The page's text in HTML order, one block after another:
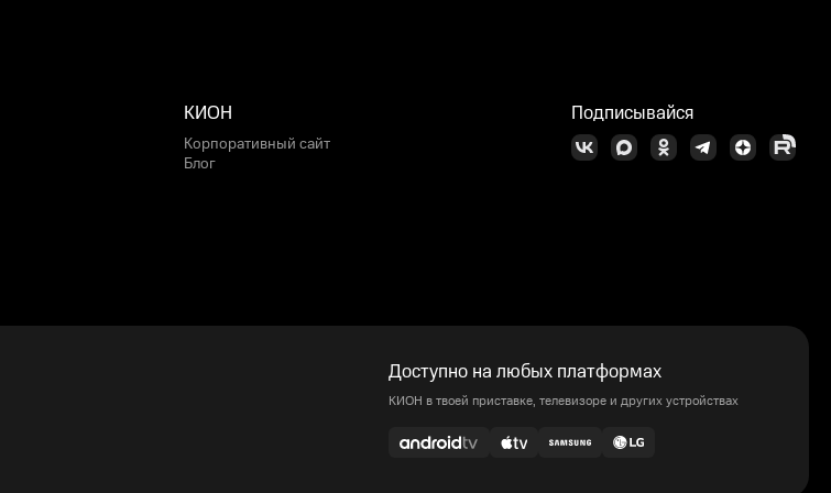
КИОН
Корпоративный сайт
Блог
Подписывайся
Доступно на любых платформах
КИОН в твоей приставке, телевизоре и других устройствах